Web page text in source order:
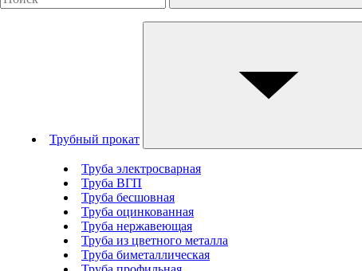
Трубный прокат
Труба электросварная
Труба ВГП
Труба бесшовная
Труба оцинкованная
Труба нержавеющая
Труба из цветного металла
Труба биметаллическая